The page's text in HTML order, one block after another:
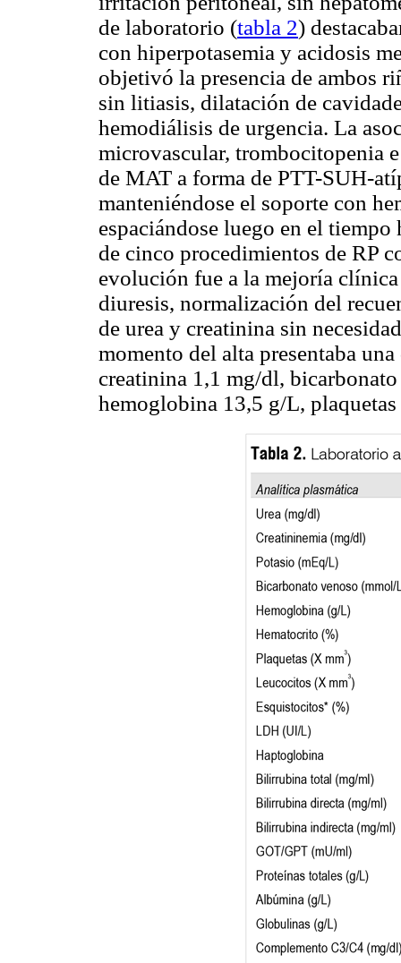
de laboratorio (tabla 2)
con hiperpotasemia y acidosis
objetivó la presencia de ambos
sin litiasis, dilatación de
hemodiálisis de urgencia. La
microvascular, trombocitopenia
de MAT a forma de PTT-SUH-
manteniéndose el soporte con
espaciándose luego en el tiempo
de cinco procedimientos de RP
evolución fue a la mejoría
diuresis, normalización del
de urea y creatinina sin
momento del alta presentaba
creatinina 1,1 mg/dl,
hemoglobina 13,5 g/L,